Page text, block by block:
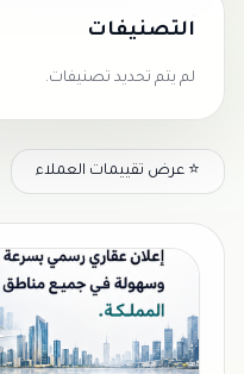
التصنيفات
لم يتم تحديد تصنيفات.
⭐ عرض تقييمات العملاء